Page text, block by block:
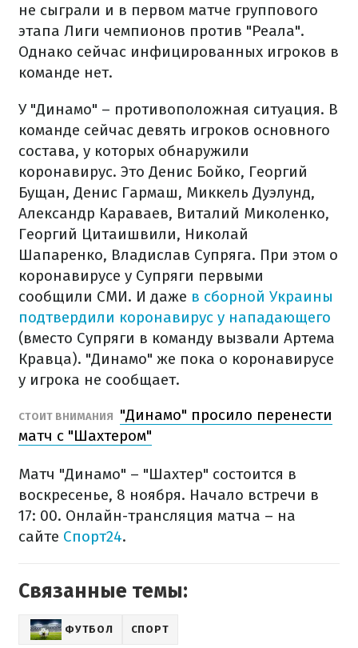
не сыграли и в первом матче группового
этапа Лиги чемпионов против "Реала".
Однако сейчас инфицированных игроков в
команде нет.
У "Динамо" – противоположная ситуация. В
команде сейчас девять игроков основного
состава, у которых обнаружили
коронавирус. Это Денис Бойко, Георгий
Бущан, Денис Гармаш, Миккель Дуэлунд,
Александр Караваев, Виталий Миколенко,
Георгий Цитаишвили, Николай
Шапаренко, Владислав Супряга. При этом о
коронавирусе у Супряги первыми
сообщили СМИ. И даже в сборной Украины
подтвердили коронавирус у нападающего
(вместо Супряги в команду вызвали Артема
Кравца). "Динамо" же пока о коронавирусе
у игрока не сообщает.
СТОИТ ВНИМАНИЯ
"Динамо" просило перенести
матч с "Шахтером"
Матч "Динамо" – "Шахтер" состоится в
воскресенье, 8 ноября. Начало встречи в
17: 00. Онлайн-трансляция матча – на
сайте Спорт24.
Связанные темы:
ФУТБОЛ СПОРТ